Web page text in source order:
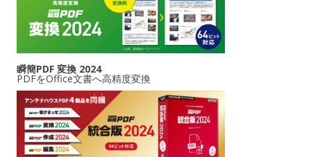
瞬簡PDF 変換 2024
PDFをOffice文書へ高精度変換